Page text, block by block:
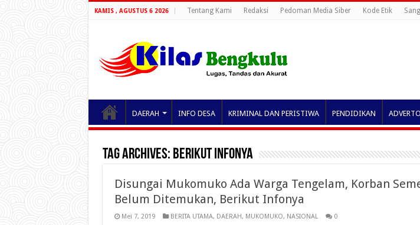
KAMIS , AGUSTUS 6 2026 Tentang Kami Redaksi Pedoman Media Siber Kode Etik
DAERAH INFO DESA KRIMINAL DAN PERISTIWA PENDIDIKAN
Tag Archives: Berikut Infonya
Disungai Mukomuko Ada Warga Tengelam, Korban
Belum Ditemukan, Berikut Infonya
Mei 7, 2019 BERITA UTAMA, DAERAH, MUKOMUKO, NASIONAL 0